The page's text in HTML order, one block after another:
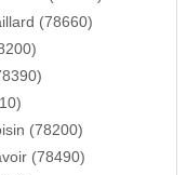
(78660)
(78200)
(78490)